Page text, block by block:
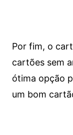
Por fim, o
cartões sem
ótima opção
um bom